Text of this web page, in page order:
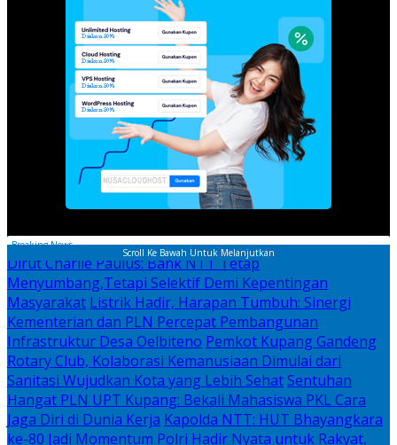
Scroll Ke Bawah Untuk Melanjutkan
Breaking News
Dirut Charlie Paulus: Bank NTT Tetap
Menyumbang,Tetapi Selektif Demi Kepentingan
Masyarakat Listrik Hadir, Harapan Tumbuh: Sinergi
Kementerian dan PLN Percepat Pembangunan
Infrastruktur Desa Oelbiteno Pemkot Kupang Gandeng
Rotary Club, Kolaborasi Kemanusiaan Dimulai dari
Sanitasi Wujudkan Kota yang Lebih Sehat Sentuhan
Hangat PLN UPT Kupang: Bekali Mahasiswa PKL Cara
Jaga Diri di Dunia Kerja Kapolda NTT: HUT Bhayangkara
ke-80 Jadi Momentum Polri Hadir Nyata untuk Rakyat,